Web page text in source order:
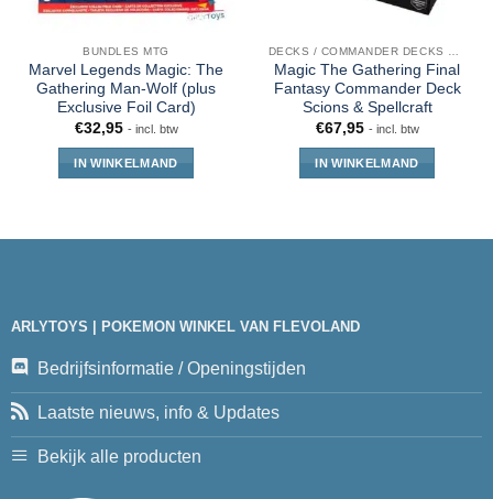
BUNDLES MTG
Marvel Legends Magic: The
Gathering Man-Wolf (plus
Exclusive Foil Card)
€32,95 - incl. btw
IN WINKELMAND
Magic The Gathering Final
Fantasy Commander Deck
Scions & Spellcraft
€67,95 - incl. btw
IN WINKELMAND
ARLYTOYS | POKEMON WINKEL VAN FLEVOLAND
Bedrijfsinformatie / Openingstijden
Laatste nieuws, info & Updates
Bekijk alle producten